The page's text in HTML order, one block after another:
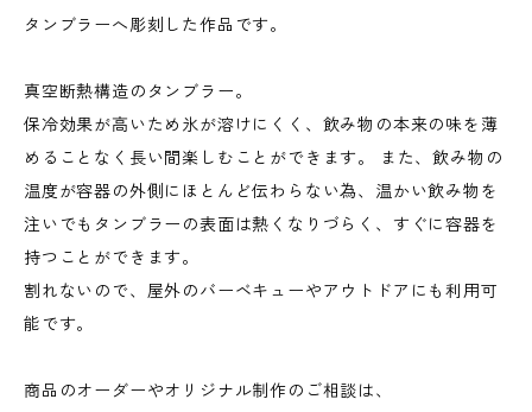
タンブラーへ彫刻した作品です。
真空断熱構造のタンブラー。
保冷効果が高いため氷が溶けにくく、飲み物の本来の味を薄
めることなく長い間楽しむことができます。 また、飲み物の
温度が容器の外側にほとんど伝わらない為、温かい飲み物を
注いでもタンブラーの表面は熱くなりづらく、すぐに容器を
持つことができます。
割れないので、屋外のバーベキューやアウトドアにも利用可
能です。
商品のオーダーやオリジナル制作のご相談は、